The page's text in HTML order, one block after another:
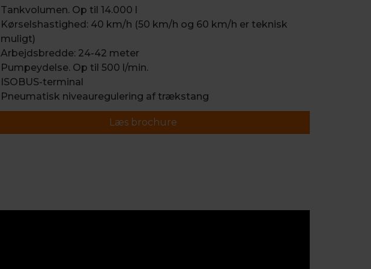
Tankvolumen. Op til 14.000 l
Kørselshastighed: 40 km/h (50 km/h og 60 km/h er teknisk
muligt)
Arbejdsbredde: 24-42 meter
Pumpeydelse. Op til 500 l/min.
ISOBUS-terminal
Pneumatisk niveauregulering af trækstang
Læs brochure